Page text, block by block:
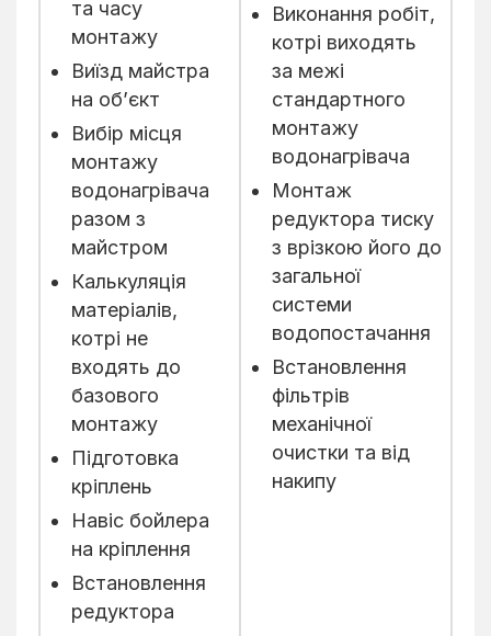
та часу
монтажу
Виїзд майстра
на об’єкт
Вибір місця
монтажу
водонагрівача
разом з
майстром
Калькуляція
матеріалів,
котрі не
входять до
базового
монтажу
Підготовка
кріплень
Навіс бойлера
на кріплення
Встановлення
редуктора
Виконання робіт,
котрі виходять
за межі
стандартного
монтажу
водонагрівача
Монтаж
редуктора тиску
з врізкою його до
загальної
системи
водопостачання
Встановлення
фільтрів
механічної
очистки та від
накипу